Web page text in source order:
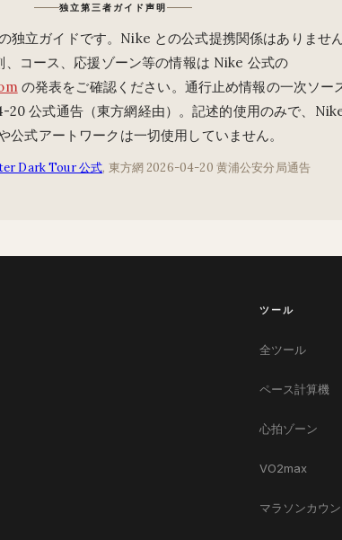
独立第三者ガイド声明
独立ガイドです。Nike との公式提携関係はありません
、コース、応援ゾーン等の情報は Nike 公式の
の発表をご確認ください。通行止め情報の一次ソー
20 公式通告（東方網経由）。記述的使用のみで、
公式アートワークは一切使用していません。
Dark Tour 公式, 東方網 2026-04-20 黄浦公安分局通告
ツール
全ツール
ペース計算機
心拍ゾーン
VO2max
マラソンカウ